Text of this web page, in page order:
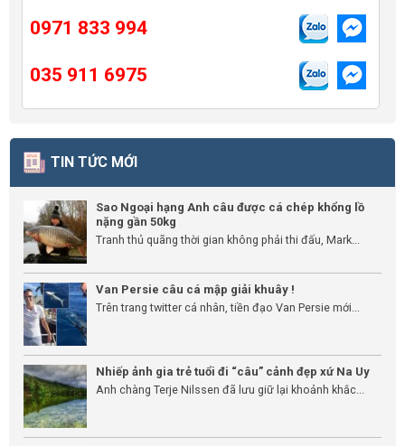
0971 833 994
035 911 6975
TIN TỨC MỚI
Sao Ngoại hạng Anh câu được cá chép khổng lồ
nặng gần 50kg
Tranh thủ quãng thời gian không phải thi đấu, Mark...
Van Persie câu cá mập giải khuây !
Trên trang twitter cá nhân, tiền đạo Van Persie mới...
Nhiếp ảnh gia trẻ tuổi đi “câu” cảnh đẹp xứ Na Uy
Anh chàng Terje Nilssen đã lưu giữ lại khoảnh khắc...